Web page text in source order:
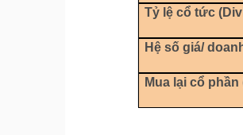
Tỷ lệ cổ tức
Hệ số giá/
Mua lại cổ